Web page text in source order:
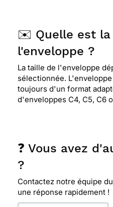
✉️ Quelle est la
l'enveloppe ?
La taille de l'enveloppe
sélectionnée.
toujours d'un format
d'enveloppes C4, C5, C6
❓ Vous avez
?
Contactez notre équipe
une réponse rapidement !